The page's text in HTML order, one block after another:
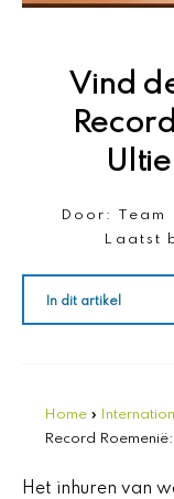
Vind
Door: Team
Laatst
In dit artikel
Home »
Record
Het inhuren van